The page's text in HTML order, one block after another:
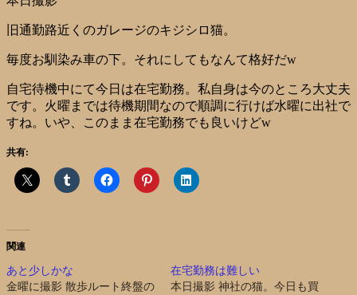
旧通勤路近くのガレージのキジシロ猫。
毎度お馴染み車の下。それにしてもなんて格好だw
自宅待機中にて今日は在宅勤務。私自身は今のところ大丈夫
です。火曜までは待機期間なので順調に行けば水曜に出社で
すね。いや、このまま在宅勤務でも良いけどw
共有:
関連
あと少しかな
金曜に撮影 散歩ルート終盤の
在宅勤務は難しい
本日撮影 神社の猫。今日も買